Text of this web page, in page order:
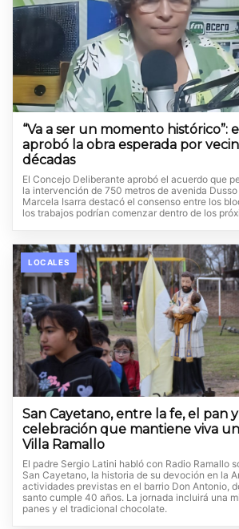
“Va a ser un momento histórico”:
aprobó la obra esperada por
décadas
El Concejo Deliberante aprobó el acuerdo que
la intervención de 750 metros de avenida
Marcela Isarra destacó el consenso entre los
los trabajos podrían comenzar dentro de los
LOCALES
San Cayetano, entre la fe, el pan
celebración que mantiene viva
Villa Ramallo
El padre Sergio Latini habló con Radio Ramallo
San Cayetano, la historia de su devoción en la
actividades previstas en el barrio Don Antonio,
santo cumple 40 años. La jornada incluirá una
panes y el tradicional chocolate.